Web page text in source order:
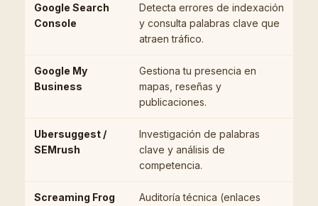
Google Search
Console
Detecta errores de indexación
y consulta palabras clave que
atraen tráfico.
Google My
Business
Gestiona tu presencia en
mapas, reseñas y
publicaciones.
Ubersuggest /
SEMrush
Investigación de palabras
clave y análisis de
competencia.
Screaming Frog
Auditoría técnica (enlaces